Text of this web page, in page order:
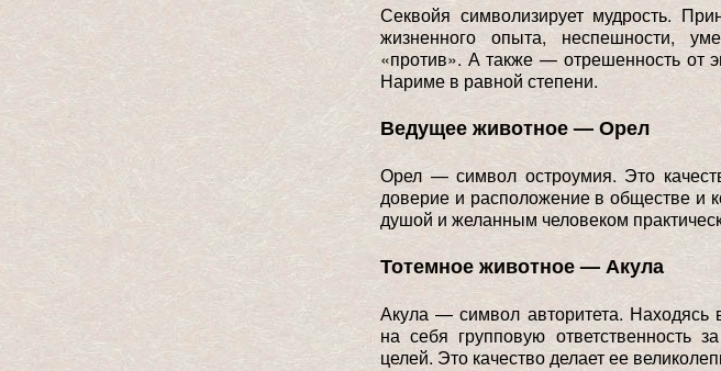
Секвойя символизирует мудрость.
жизненного опыта, неспешности,
«против». А также — отрешенность от
Нариме в равной степени.
Ведущее животное — Орел
Орел — символ остроумия. Это
доверие и расположение в обществе и
душой и желанным человеком
Тотемное животное — Акула
Акула — символ авторитета. Находясь
на себя групповую ответственность
целей. Это качество делает ее